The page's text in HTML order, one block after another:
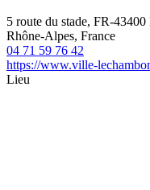
5 route du stade, FR-
Rhône-Alpes, France
04 71 59 76 42
https://www.ville-
Lieu